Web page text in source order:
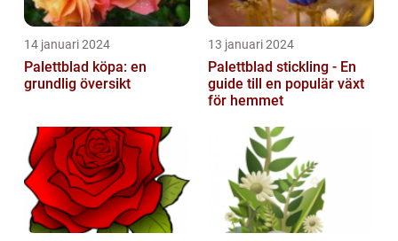
14 januari 2024
Palettblad köpa: en
grundlig översikt
13 januari 2024
Palettblad stickling - En
guide till en populär växt
för hemmet